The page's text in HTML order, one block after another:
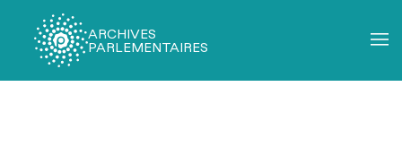
ARCHIVES
PARLEMENTAIRES